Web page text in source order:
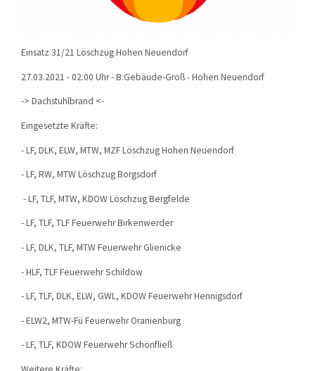
Einsatz 31/21 Löschzug Hohen Neuendorf
27.03.2021 - 02:00 Uhr - B:Gebäude-Groß - Hohen Neuendorf
-> Dachstuhlbrand <-
Eingesetzte Kräfte:
- LF, DLK, ELW, MTW, MZF Löschzug Hohen Neuendorf
- LF, RW, MTW Löschzug Borgsdorf
- LF, TLF, MTW, KDOW Löschzug Bergfelde
- LF, TLF, TLF Feuerwehr Birkenwerder
- LF, DLK, TLF, MTW Feuerwehr Glienicke
- HLF, TLF Feuerwehr Schildow
- LF, TLF, DLK, ELW, GWL, KDOW Feuerwehr Hennigsdorf
- ELW2, MTW-Fü Feuerwehr Oranienburg
- LF, TLF, KDOW Feuerwehr Schönfließ